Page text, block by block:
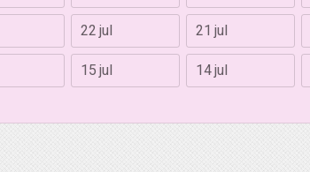
22 jul 21 jul
15 jul 14 jul